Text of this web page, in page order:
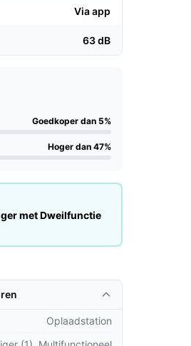
Via app
63 dB
Goedkoper dan 5%
Hoger dan 47%
met Dweilfunctie
Oplaadstation